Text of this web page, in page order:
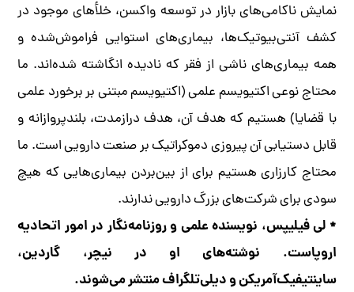
نمایش ناکامی‌های بازار در توسعه واکسن، خلأهای موجود در
کشف آنتی‌بیوتیک‌ها، بیماری‌های استوایی فراموش‌شده و
همه بیماری‌های ناشی از فقر که نادیده انگاشته شده‌اند. ما
محتاج نوعی اکتیویسم علمی (اکتیویسم مبتنی بر برخورد علمی
با قضایا) هستیم که هدف آن، هدف درازمدت، بلندپروازانه و
قابل دستیابی آن پیروزی دموکراتیک بر صنعت دارویی است. ما
محتاج کارزاری هستیم برای از بین‌بردن بیماری‌هایی که هیچ
سودی برای شرکت‌های بزرگ دارویی ندارند.
* لی فیلیپس، نویسنده علمی و روزنامه‌نگار در امور اتحادیه
اروپاست. نوشته‌های او در نیچر، گاردین،
ساینتیفیک‌آمریکن و دیلی‌تلگراف منتشر می‌شوند.